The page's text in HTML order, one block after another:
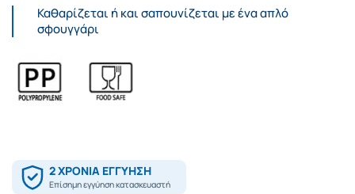
Καθαρίζεται ή και σαπουνίζεται με ένα απλό
σφουγγάρι